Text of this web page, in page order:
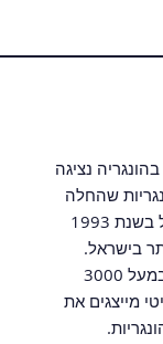
בהונגריה נציגה
שהחלה
את פעילות בישראל בשנת 1993
בישראל.
יוניברסיטי טיפלה במעל 3000
מייצגים את